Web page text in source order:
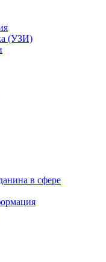
(УЗИ)
в сфере